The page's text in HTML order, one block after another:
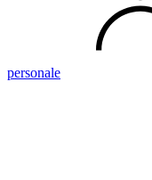
personale